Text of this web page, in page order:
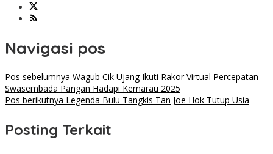
Navigasi pos
Pos sebelumnya Wagub Cik Ujang Ikuti Rakor Virtual Percepatan
Swasembada Pangan Hadapi Kemarau 2025
Pos berikutnya Legenda Bulu Tangkis Tan Joe Hok Tutup Usia
Posting Terkait